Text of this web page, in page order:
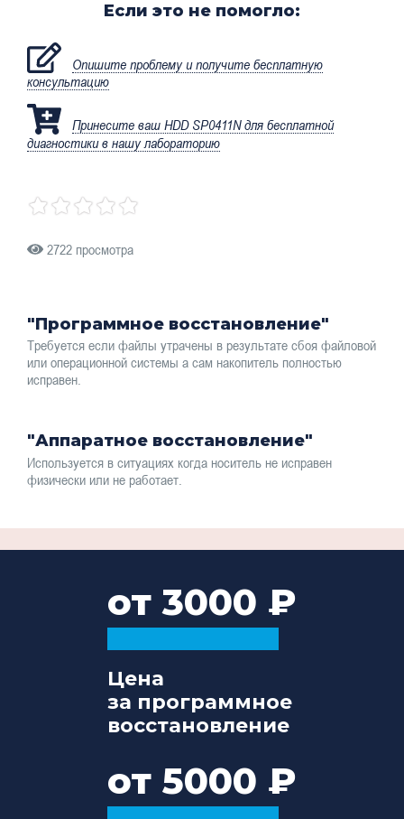
Если это не помогло:
Опишите проблему и получите бесплатную
консультацию
Принесите ваш HDD SP0411N для бесплатной
диагностики в нашу лабораторию
2722 просмотра
"Программное восстановление"
Требуется если файлы утрачены в результате сбоя файловой
или операционной системы а сам накопитель полностью
исправен.
"Аппаратное восстановление"
Используется в ситуациях когда носитель не исправен
физически или не работает.
от 3000
Цена
за программное
восстановление
от 5000